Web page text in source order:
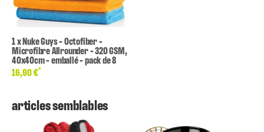
1xNuke Guys - Octofiber -
Microfibre Allrounder - 320 GSM,
40x40cm - emballé - pack de 8
16,90 €*
articles semblables